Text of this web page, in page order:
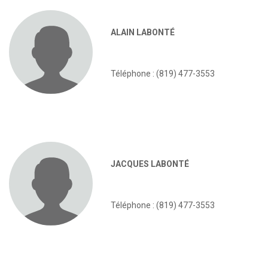
ALAIN LABONTÉ
Téléphone : (819) 477-3553
JACQUES LABONTÉ
Téléphone : (819) 477-3553